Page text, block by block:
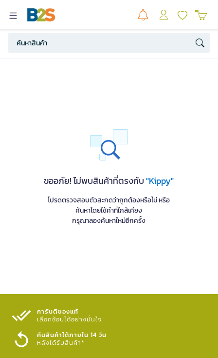
ขออภัย! ไม่พบสินค้าที่ตรงกับ"Kippy"
โปรดตรวจสอบตัวสะกดว่าถูกต้องหรือไม่ หรือ
ค้นหาโดยใช้คำที่ใกล้เคียง
กรุณาลองค้นหาใหม่อีกครั้ง
การันตีของแท้
เลือกช้อปได้อย่างมั่นใจ​
คืนสินค้าได้ภายใน 14 วัน
หลังได้รับสินค้า*